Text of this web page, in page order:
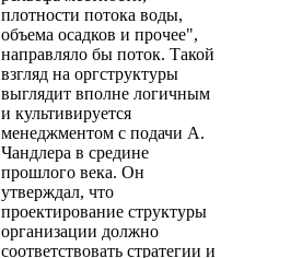
плотности потока воды,
объема осадков и прочее",
направляло бы поток. Такой
взгляд на оргструктуры
выглядит вполне логичным
и культивируется
менеджментом с подачи А.
Чандлера в средине
прошлого века. Он
утверждал, что
проектирование структуры
организации должно
соответствовать стратегии и